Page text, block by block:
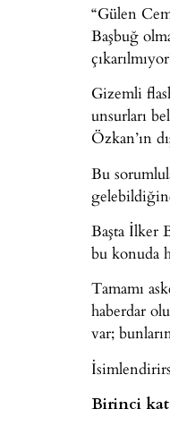
“Gülen
Başbuğ
Gizemli
unsurları
Özkan’ın
Bu
Başta İlker
bu konuda
Tamamı
haberdar
var;
Birinci